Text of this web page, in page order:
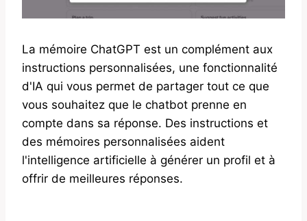
La mémoire ChatGPT est un complément aux
instructions personnalisées, une fonctionnalité
d'IA qui vous permet de partager tout ce que
vous souhaitez que le chatbot prenne en
compte dans sa réponse. Des instructions et
des mémoires personnalisées aident
l'intelligence artificielle à générer un profil et à
offrir de meilleures réponses.